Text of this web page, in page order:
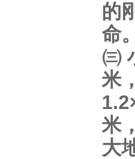
的
命
㈢
米
米
大